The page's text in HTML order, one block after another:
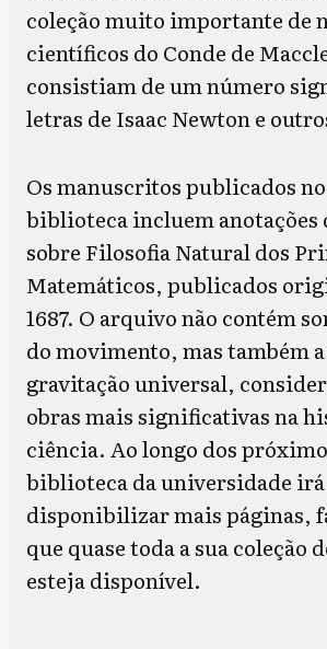
coleção muito importante de
científicos do Conde de
consistiam de um número
letras de Isaac Newton e
Os manuscritos publicados
biblioteca incluem anotações
sobre Filosofia Natural dos
Matemáticos, publicados
1687. O arquivo não contém
do movimento, mas também
gravitação universal,
obras mais significativas na
ciência. Ao longo dos
biblioteca da universidade irá
disponibilizar mais páginas,
que quase toda a sua coleção
esteja disponível.